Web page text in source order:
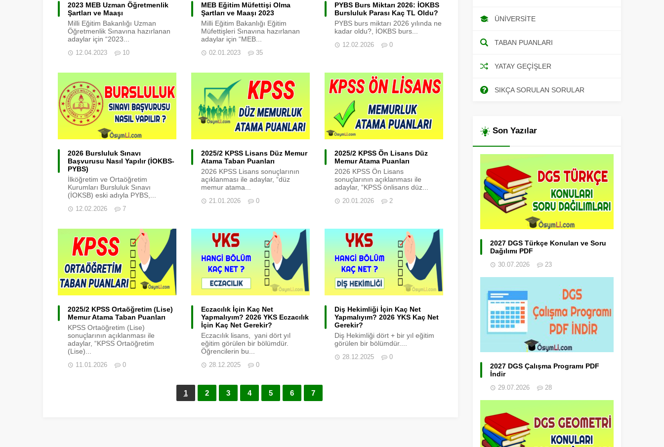
2023 MEB Uzman Öğretmenlik
Şartları ve Maaşı
Milli Eğitim Bakanlığı Uzman
Öğretmenlik Sınavına hazırlanan
adaylar için “2023...
12.04.2023 10
MEB Eğitim Müfettişi Olma
Şartları ve Maaşı 2023
Milli Eğitim Bakanlığı Eğitim
Müfettişleri Sınavına hazırlanan
adaylar için “MEB...
02.01.2023 35
PYBS Burs Miktarı 2026: İOKBS
Bursluluk Parası Kaç TL Oldu?
PYBS burs miktarı 2026 yılında ne
kadar oldu?, İOKBS burs...
12.02.2026 0
2026 Bursluluk Sınavı
Başvurusu Nasıl Yapılır (İOKBS-
PYBS)
İlköğretim ve Ortaöğretim
Kurumları Bursluluk Sınavı
(İOKSB) eski adıyla PYBS,...
12.02.2026 7
2025/2 KPSS Lisans Düz Memur
Atama Taban Puanları
2026 KPSS Lisans sonuçlarının
açıklanması ile adaylar, “düz
memur atama...
21.01.2026 0
2025/2 KPSS Ön Lisans Düz
Memur Atama Puanları
2026 KPSS Ön Lisans
sonuçlarının açıklanması ile
adaylar, “KPSS önlisans düz...
20.01.2026 2
2025/2 KPSS Ortaöğretim (Lise)
Memur Atama Taban Puanları
KPSS Ortaöğretim (Lise)
sonuçlarının açıklanması ile
adaylar, “KPSS Ortaöğretim
(Lise)...
11.01.2026 0
Eczacılık İçin Kaç Net
Yapmalıyım? 2026 YKS Eczacılık
İçin Kaç Net Gerekir?
Eczacılık lisans, yani dört yıl
eğitim görülen bir bölümdür.
Öğrencilerin bu...
28.12.2025 0
Diş Hekimliği İçin Kaç Net
Yapmalıyım? 2026 YKS Kaç Net
Gerekir?
Diş Hekimliği dört + bir yıl eğitim
görülen bir bölümdür....
28.12.2025 0
1 2 3 4 5 6 7
ÜNIVERSITE
TABAN PUANLARI
YATAY GEÇIŞLER
SIKÇA SORULAN SORULAR
Son Yazılar
2027 DGS Türkçe Konuları ve Soru
Dağılımı PDF
30.07.2026 23
2027 DGS Çalışma Programı PDF
İndir
29.07.2026 28